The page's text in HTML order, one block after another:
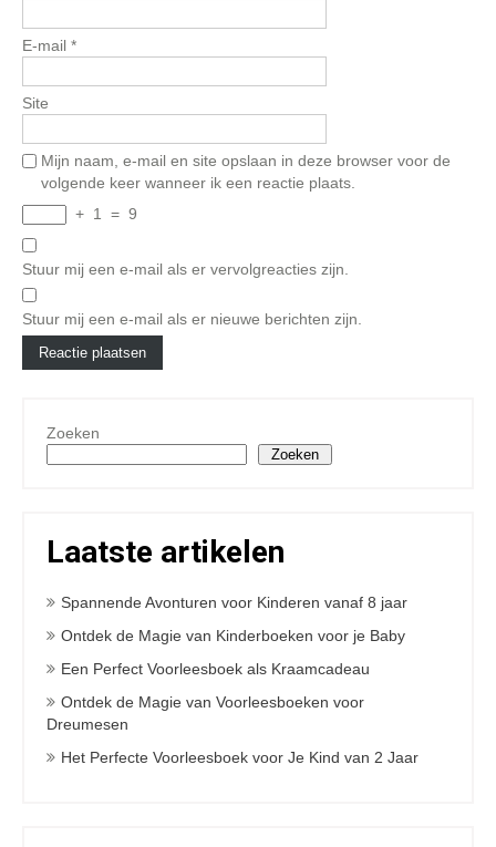
E-mail *
Site
Mijn naam, e-mail en site opslaan in deze browser voor de
volgende keer wanneer ik een reactie plaats.
+ 1 = 9
Stuur mij een e-mail als er vervolgreacties zijn.
Stuur mij een e-mail als er nieuwe berichten zijn.
Zoeken
Zoeken
Laatste artikelen
Spannende Avonturen voor Kinderen vanaf 8 jaar
Ontdek de Magie van Kinderboeken voor je Baby
Een Perfect Voorleesboek als Kraamcadeau
Ontdek de Magie van Voorleesboeken voor
Dreumesen
Het Perfecte Voorleesboek voor Je Kind van 2 Jaar